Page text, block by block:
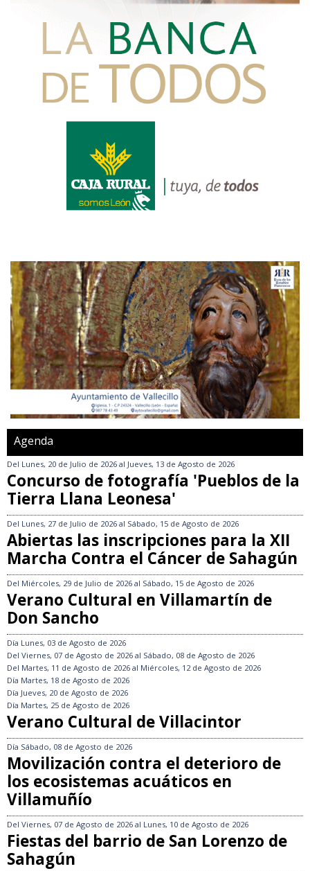
Agenda
Del Lunes, 20 de Julio de 2026 al Jueves, 13 de Agosto de 2026
Concurso de fotografía 'Pueblos de la
Tierra Llana Leonesa'
Del Lunes, 27 de Julio de 2026 al Sábado, 15 de Agosto de 2026
Abiertas las inscripciones para la XII
Marcha Contra el Cáncer de Sahagún
Del Miércoles, 29 de Julio de 2026 al Sábado, 15 de Agosto de 2026
Verano Cultural en Villamartín de
Don Sancho
Día Lunes, 03 de Agosto de 2026
Del Viernes, 07 de Agosto de 2026 al Sábado, 08 de Agosto de 2026
Del Martes, 11 de Agosto de 2026 al Miércoles, 12 de Agosto de 2026
Día Martes, 18 de Agosto de 2026
Día Jueves, 20 de Agosto de 2026
Día Martes, 25 de Agosto de 2026
Verano Cultural de Villacintor
Día Sábado, 08 de Agosto de 2026
Movilización contra el deterioro de
los ecosistemas acuáticos en
Villamuñío
Del Viernes, 07 de Agosto de 2026 al Lunes, 10 de Agosto de 2026
Fiestas del barrio de San Lorenzo de
Sahagún